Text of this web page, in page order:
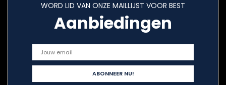
WORD LID VAN ONZE MAILLIJST VOOR BEST
Aanbiedingen